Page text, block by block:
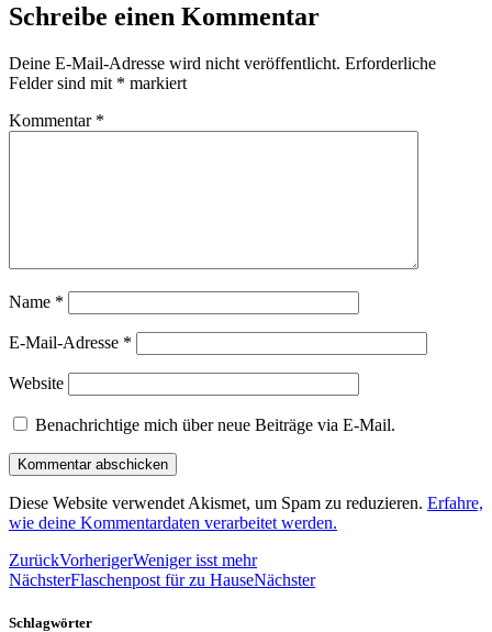
Schreibe einen Kommentar
Deine E-Mail-Adresse wird nicht veröffentlicht. Erforderliche
Felder sind mit * markiert
Kommentar *
Name *
E-Mail-Adresse *
Website
Benachrichtige mich über neue Beiträge via E-Mail.
Diese Website verwendet Akismet, um Spam zu reduzieren. Erfahre,
wie deine Kommentardaten verarbeitet werden.
ZurückVorherigerWeniger isst mehr
NächsterFlaschenpost für zu HauseNächster
Schlagwörter